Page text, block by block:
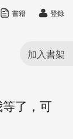
目錄
了，可
書籍 登錄